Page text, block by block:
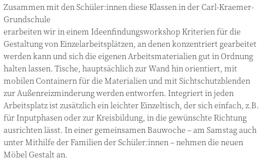
Zusam­men mit den Schüler:innen die­se Klas­sen in der Carl-Kraemer-
Grundschule
erar­bei­ten wir in einem Ideen­fin­dungs­work­shop Kri­te­ri­en für die
Gestal­tung von Ein­zel­ar­beits­plät­zen, an denen kon­zen­triert gear­bei­tet
wer­den kann und sich die eige­nen Arbeits­ma­te­ria­li­en gut in Ord­nung
hal­ten las­sen. Tische, haupt­säch­lich zur Wand hin ori­en­tiert, mit
mobi­len Con­tai­nern für die Mate­ria­li­en und mit Sicht­schutz­blen­den
zur Außen­reiz­min­de­rung wer­den ent­wor­fen. Inte­griert in jeden
Arbeits­platz ist zusätz­lich ein leich­ter Ein­zel­tisch, der sich ein­fach, z.B.
für Input­pha­sen oder zur Kreis­bil­dung, in die gewünsch­te Rich­tung
aus­rich­ten lässt. In einer gemein­sa­men Bau­wo­che – am Sams­tag auch
unter Mit­hil­fe der Fami­li­en der Schüler:innen – neh­men die neu­en
Möbel Gestalt an.